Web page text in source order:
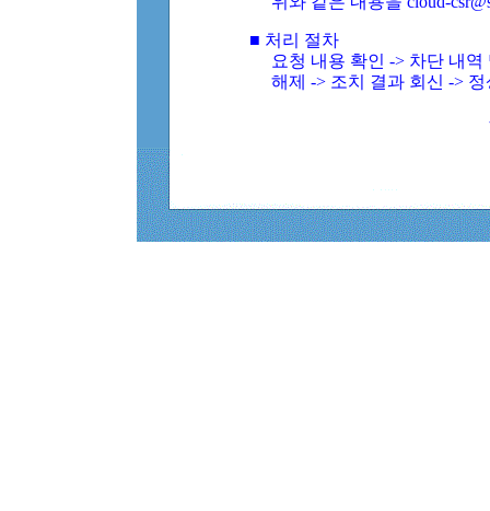
■ 처리 절차
요청 내용 확인 -> 차단 내
해제 -> 조치 결과 회신 ->